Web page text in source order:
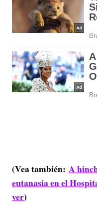
(Vea también: A
eutanasia en el
ver)